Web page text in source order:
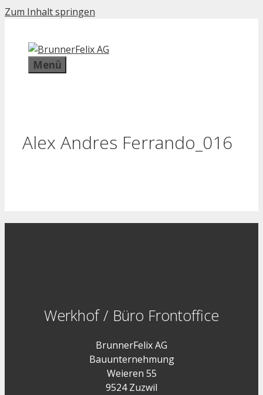
Zum Inhalt springen
Menü
Alex Andres Ferrando_016
Werkhof / Büro Frontoffice
BrunnerFelix AG
Bauunternehmung
Weieren 55
9524 Zuzwil